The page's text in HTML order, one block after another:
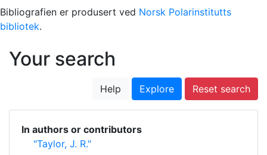
Bibliografien er produsert ved Norsk Polarinstitutts
bibliotek.
Your search
Help Explore Reset search
In authors or contributors
"Taylor, J. R."